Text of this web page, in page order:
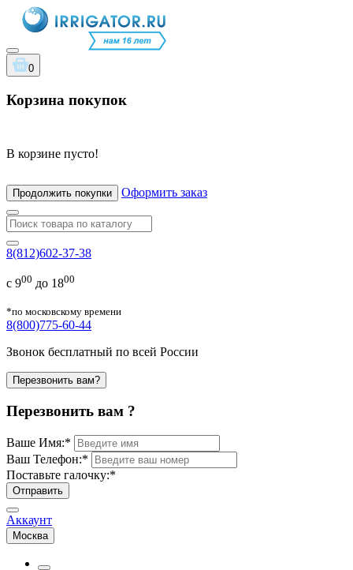
0
Корзина покупок
В корзине пусто!
Продолжить покупки Оформить заказ
8(812)602-37-38
с 900 до 1800
*по московскому времени
8(800)775-60-44
Звонок бесплатный по всей России
Перезвонить вам?
Перезвонить вам ?
Ваше Имя:*
Ваш Телефон:*
Поставьте галочку:*
Отправить
Аккаунт
Москва